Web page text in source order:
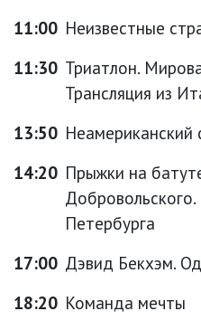
11:00 Неизвестные
11:30 Триатлон.
Трансляция из
13:50 Неамериканский
14:20 Прыжки на
Добровольского.
Петербурга
17:00 Дэвид Бекхэм.
18:20 Команда мечты